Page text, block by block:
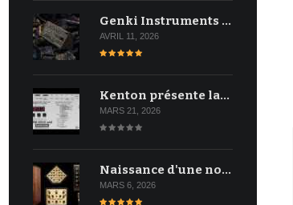
Genki Instruments …
AVRIL 11, 2026
Kenton présente la…
MARS 21, 2026
Naissance d'une no…
MARS 6, 2026